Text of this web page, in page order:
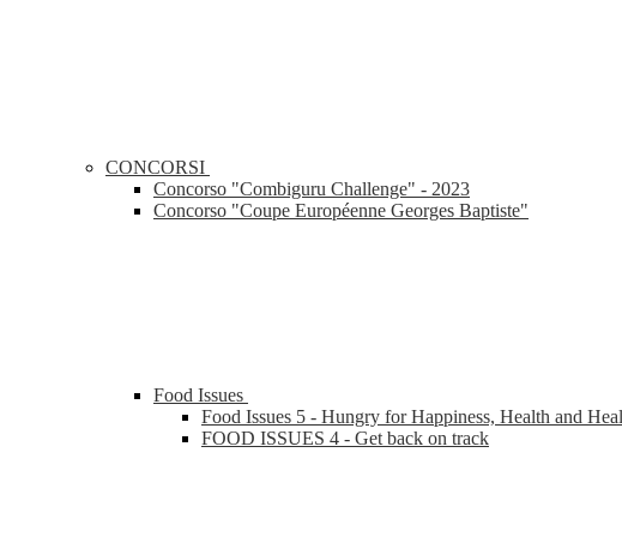
CONCORSI
Concorso "Combiguru Challenge" - 2023
Concorso "Coupe Européenne Georges Baptiste"
Food Issues
Food Issues 5 - Hungry for Happiness, Health and
FOOD ISSUES 4 - Get back on track